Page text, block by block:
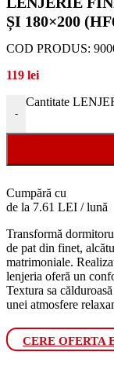
ȘI 180×200
COD PRODUS:
119 lei
-
Cantitate
Cumpără cu
de la 7.61 LEI / lună
Transformă
de pat din finet,
matrimoniale.
lenjeria oferă un
Textura sa
unei atmosfere
CERE OFERTA